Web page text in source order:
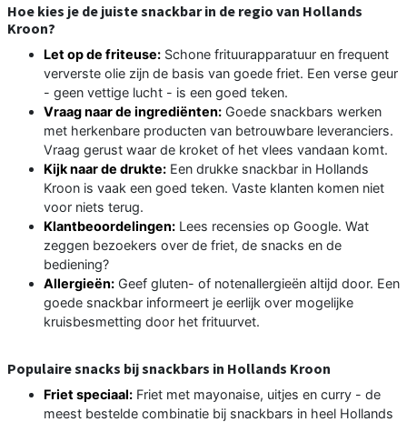
Hoe kies je de juiste snackbar in de regio van Hollands
Kroon?
Let op de friteuse: Schone frituurapparatuur en frequent
ververste olie zijn de basis van goede friet. Een verse geur
- geen vettige lucht - is een goed teken.
Vraag naar de ingrediënten: Goede snackbars werken
met herkenbare producten van betrouwbare leveranciers.
Vraag gerust waar de kroket of het vlees vandaan komt.
Kijk naar de drukte: Een drukke snackbar in Hollands
Kroon is vaak een goed teken. Vaste klanten komen niet
voor niets terug.
Klantbeoordelingen: Lees recensies op Google. Wat
zeggen bezoekers over de friet, de snacks en de
bediening?
Allergieën: Geef gluten- of notenallergieën altijd door. Een
goede snackbar informeert je eerlijk over mogelijke
kruisbesmetting door het frituurvet.
Populaire snacks bij snackbars in Hollands Kroon
Friet speciaal: Friet met mayonaise, uitjes en curry - de
meest bestelde combinatie bij snackbars in heel Hollands